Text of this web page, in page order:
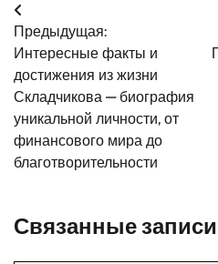
Навигация
по
записям
Предыдущая:
Интересные факты и
достижения из жизни
Складчикова — биография
уникальной личности, от
финансового мира до
благотворительности
Связанные записи